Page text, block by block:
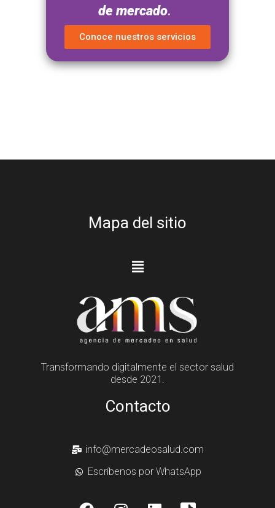
de mercado.
Conoce nuestros servicios
Mapa del sitio
Transformando digitalmente el sector salud
desde 2021.
Contacto
info@mercadeosalud.com
Escríbenos por WhatsApp